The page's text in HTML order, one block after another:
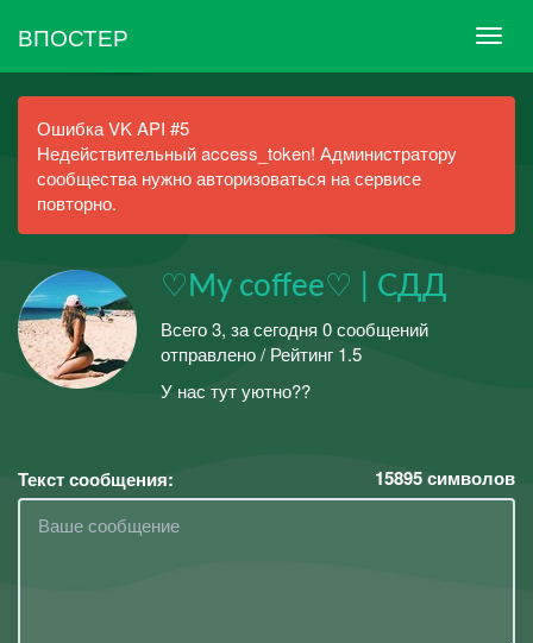
ВПОСТЕР
Ошибка VK API #5
Недействительный access_token! Администратору
сообщества нужно авторизоваться на сервисе
повторно.
♡My coffee♡ | СДД
Всего 3, за сегодня 0 сообщений
отправлено / Рейтинг 1.5
У нас тут уютно??
Текст сообщения: 15895символов